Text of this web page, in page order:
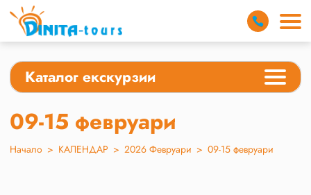
Каталог екскурзии
09-15 февруари
Начало > КАЛЕНДАР > 2026 Февруари > 09-15 февруари